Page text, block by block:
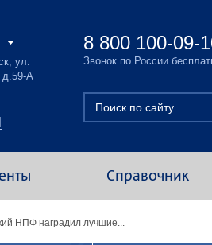
ул.
д.59-А
8 800 100-09-
Звонок по России
Справочник
НПФ наградил лучшие...